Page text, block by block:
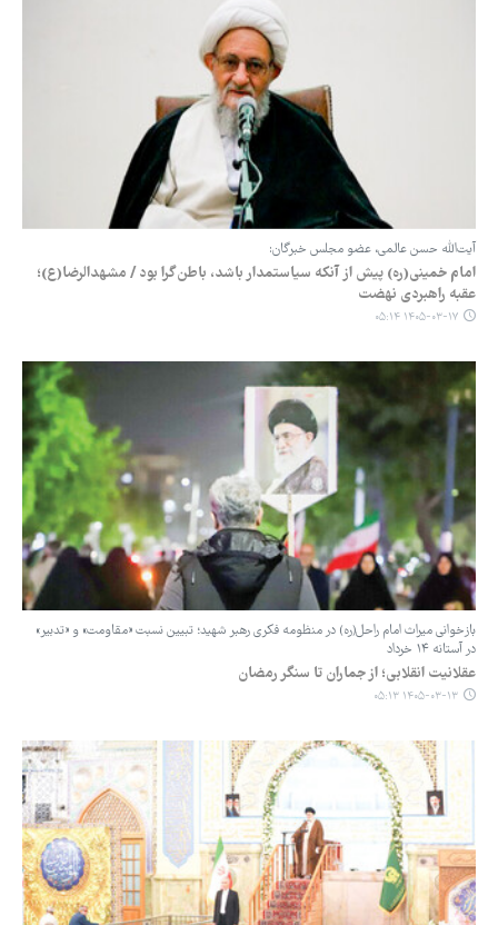
آیت‌الله حسن عالمی، عضو مجلس خبرگان:
امام خمینی(ره) پیش از آنکه سیاستمدار باشد، باطن‌گرا بود / مشهدالرضا(ع)؛
عقبه راهبردی نهضت
۱۴۰۵-۰۳-۱۷ ۰۵:۱۴
‏بازخوانی میراث امام راحل(ره) در منظومه فکری رهبر شهید؛ تبیین نسبت «مقاومت» و «تدبیر»
در آستانه ۱۴ خرداد ‏
عقلانیت انقلابی؛ از جماران تا سنگر رمضان
۱۴۰۵-۰۳-۱۳ ۰۵:۱۳